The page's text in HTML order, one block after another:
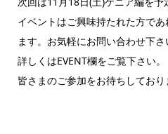
イベントはご興味持たれた方で
ます。お気軽にお問い合わせ下さ
詳しくはEVENT欄をご覧下さい。
皆さまのご参加をお待ちしており